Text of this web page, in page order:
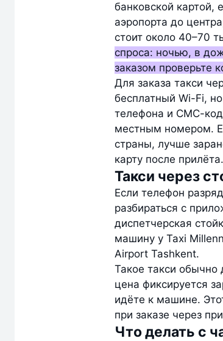
банковской картой,
аэропорта до
стоит около 40–70
спроса: ночью, в
заказом проверьте
Для заказа такси
бесплатный Wi-Fi,
телефона и СМС-
местным номером.
страны, лучше
карту после прилёта.
Такси через
Если телефон
разбираться с
диспетчерская
машину у Taxi
Airport Tashkent.
Такое такси
цена фиксируется
идёте к машине.
при заказе через
Что делать с